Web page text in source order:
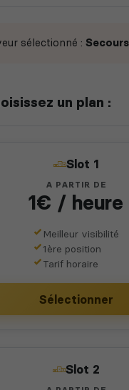
sélectionné :
un plan :
Slot 1
A PARTIR DE
1€ / heure
Meilleur visibilité
1ère position
Tarif horaire
Sélectionner
Slot 2